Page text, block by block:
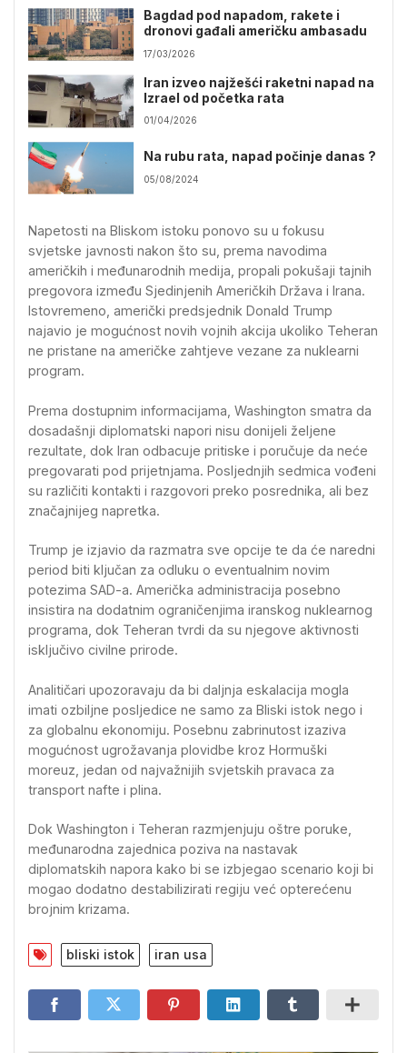
Bagdad pod napadom, rakete i
dronovi gađali američku ambasadu
17/03/2026
Iran izveo najžešći raketni napad na
Izrael od početka rata
01/04/2026
Na rubu rata, napad počinje danas ?
05/08/2024
Napetosti na Bliskom istoku ponovo su u fokusu
svjetske javnosti nakon što su, prema navodima
američkih i međunarodnih medija, propali pokušaji tajnih
pregovora između Sjedinjenih Američkih Država i Irana.
Istovremeno, američki predsjednik Donald Trump
najavio je mogućnost novih vojnih akcija ukoliko Teheran
ne pristane na američke zahtjeve vezane za nuklearni
program.
Prema dostupnim informacijama, Washington smatra da
dosadašnji diplomatski napori nisu donijeli željene
rezultate, dok Iran odbacuje pritiske i poručuje da neće
pregovarati pod prijetnjama. Posljednjih sedmica vođeni
su različiti kontakti i razgovori preko posrednika, ali bez
značajnijeg napretka.
Trump je izjavio da razmatra sve opcije te da će naredni
period biti ključan za odluku o eventualnim novim
potezima SAD-a. Američka administracija posebno
insistira na dodatnim ograničenjima iranskog nuklearnog
programa, dok Teheran tvrdi da su njegove aktivnosti
isključivo civilne prirode.
Analitičari upozoravaju da bi daljnja eskalacija mogla
imati ozbiljne posljedice ne samo za Bliski istok nego i
za globalnu ekonomiju. Posebnu zabrinutost izaziva
mogućnost ugrožavanja plovidbe kroz Hormuški
moreuz, jedan od najvažnijih svjetskih pravaca za
transport nafte i plina.
Dok Washington i Teheran razmjenjuju oštre poruke,
međunarodna zajednica poziva na nastavak
diplomatskih napora kako bi se izbjegao scenario koji bi
mogao dodatno destabilizirati regiju već opterećenu
brojnim krizama.
bliski istok iran usa